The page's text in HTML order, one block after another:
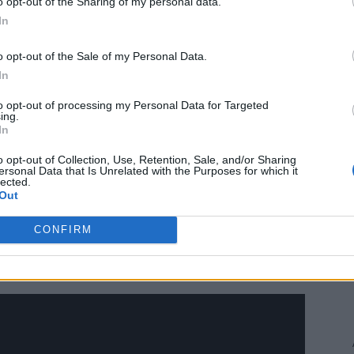
opt-out of the Sale of my Personal Data.
opt-out of processing my Personal Data for Targeted
opt-out of Collection, Use, Retention, Sale, and/or Sharing
Data that Is Unrelated with the Purposes for which it
CONFIRM
ad
potrivit lui
naval, citată de CNN.
ca oamenii din interior să-și dea seama că există
prin care putem dispărea, acesta este
CNN.
Titan